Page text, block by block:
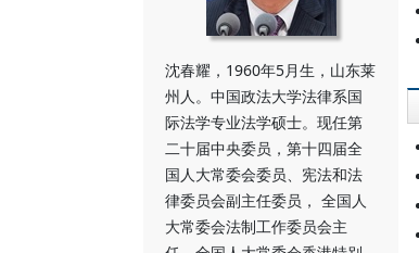
沈春耀，1960年5月生，山东莱
州人。中国政法大学法律系国
际法学专业法学硕士。现任第
二十届中央委员，第十四届全
国人大常委会委员、宪法和法
律委员会副主任委员， 全国人
大常委会法制工作委员会主